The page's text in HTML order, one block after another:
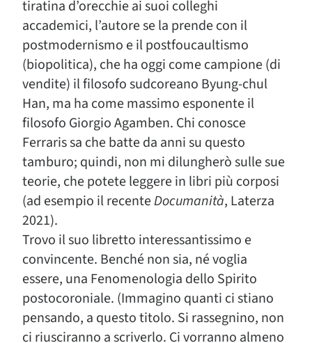
tiratina d’orecchie ai suoi colleghi
accademici, l’autore se la prende con il
postmodernismo e il postfoucaultismo
(biopolitica), che ha oggi come campione (di
vendite) il filosofo sudcoreano Byung-chul
Han, ma ha come massimo esponente il
filosofo Giorgio Agamben. Chi conosce
Ferraris sa che batte da anni su questo
tamburo; quindi, non mi dilungherò sulle sue
teorie, che potete leggere in libri più corposi
(ad esempio il recenteDocumanità, Laterza
2021).
Trovo il suo libretto interessantissimo e
convincente. Benché non sia, né voglia
essere, una Fenomenologia dello Spirito
postocoroniale. (Immagino quanti ci stiano
pensando, a questo titolo. Si rassegnino, non
ci riusciranno a scriverlo. Ci vorranno almeno